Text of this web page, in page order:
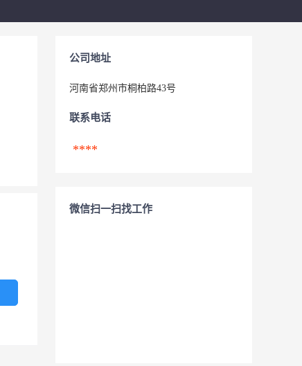
公司地址
河南省郑州市桐柏路43号
联系电话
****
微信扫一扫找工作